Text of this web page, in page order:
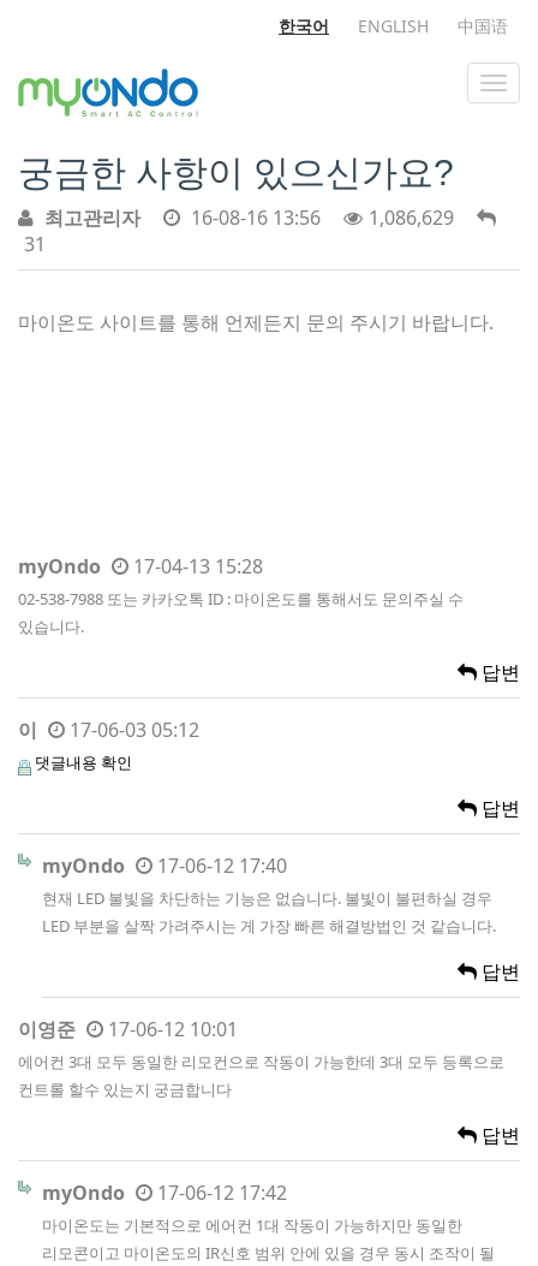
한국어 ENGLISH 中国语
궁금한 사항이 있으신가요?
최고관리자 16-08-16 13:56
1,086,629
31
마이온도 사이트를 통해 언제든지 문의 주시기 바랍니다.
myOndo 17-04-13 15:28
02-538-7988 또는 카카오톡 ID : 마이온도를 통해서도 문의주실 수
있습니다.
답변
이 17-06-03 05:12
댓글내용 확인
답변
myOndo 17-06-12 17:40
현재 LED 불빛을 차단하는 기능은 없습니다. 불빛이 불편하실 경우
LED 부분을 살짝 가려주시는 게 가장 빠른 해결방법인 것 같습니다.
답변
이영준 17-06-12 10:01
에어컨 3대 모두 동일한 리모컨으로 작동이 가능한데 3대 모두 등록으로
컨트롤 할수 있는지 궁금합니다
답변
myOndo 17-06-12 17:42
마이온도는 기본적으로 에어컨 1대 작동이 가능하지만 동일한
리모콘이고 마이온도의 IR신호 범위 안에 있을 경우 동시 조작이 될